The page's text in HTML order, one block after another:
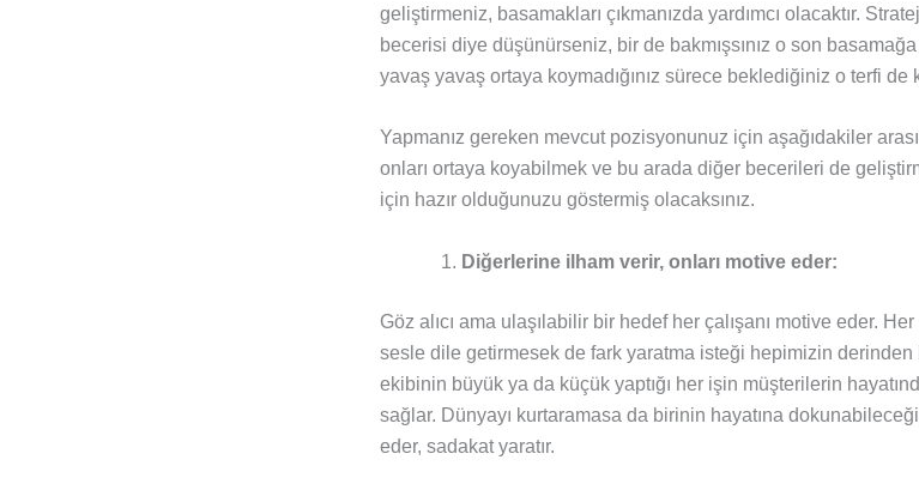
geliştirmeniz, basamakları çıkmanızda yardımcı olacaktır.
becerisi diye düşünürseniz, bir de bakmışsınız o son
yavaş yavaş ortaya koymadığınız sürece beklediğiniz o terfi de
Yapmanız gereken mevcut pozisyonunuz için aşağıdakiler
onları ortaya koyabilmek ve bu arada diğer becerileri de
için hazır olduğunuzu göstermiş olacaksınız.
Diğerlerine ilham verir, onları motive eder:
Göz alıcı ama ulaşılabilir bir hedef her çalışanı motive eder.
sesle dile getirmesek de fark yaratma isteği hepimizin
ekibinin büyük ya da küçük yaptığı her işin müşterilerin
sağlar. Dünyayı kurtaramasa da birinin hayatına
eder, sadakat yaratır.